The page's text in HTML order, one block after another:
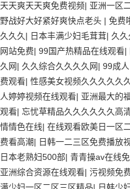
天天爽天天爽免费视频| 亚洲一区
野战好大好紧好爽快点老头 | 免费
久久久 | 日本丰满少妇毛茸茸| 久久
网站免费| 99国产热精品在线观看|
久网| 久久综合久久久久网| 99成
费观看| 性感美女视频久久久久久
人婷婷视频在线观看| 亚洲最大的
观看| 忘忧草精品久久久久久久高
情情色在线| 在线观看欧美日一区
费看高潮| 日韩一二三区免费播放
日本老熟妇500部| 青青操av在线
亚洲综合资源在线观看| 污视频免